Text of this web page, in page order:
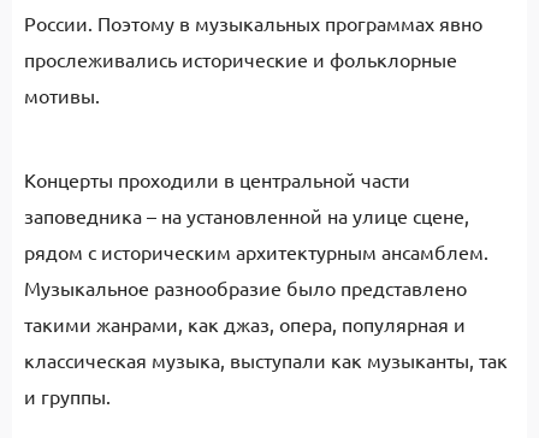
России. Поэтому в музыкальных программах явно
прослеживались исторические и фольклорные
мотивы.
Концерты проходили в центральной части
заповедника – на установленной на улице сцене,
рядом с историческим архитектурным ансамблем.
Музыкальное разнообразие было представлено
такими жанрами, как джаз, опера, популярная и
классическая музыка, выступали как музыканты, так
и группы.